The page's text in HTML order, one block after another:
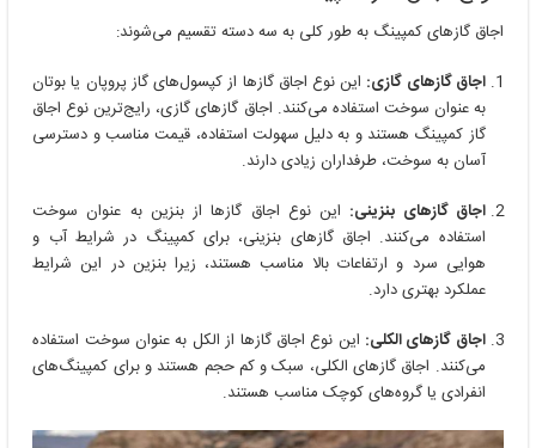
اجاق گازهای کمپینگ به طور کلی به سه دسته تقسیم می‌شوند:
اجاق گازهای گازی: این نوع اجاق گازها از کپسول‌های گاز پروپان یا بوتان
به عنوان سوخت استفاده می‌کنند. اجاق گازهای گازی، رایج‌ترین نوع اجاق
گاز کمپینگ هستند و به دلیل سهولت استفاده، قیمت مناسب و دسترسی
آسان به سوخت، طرفداران زیادی دارند.
اجاق گازهای بنزینی: این نوع اجاق گازها از بنزین به عنوان سوخت
استفاده می‌کنند. اجاق گازهای بنزینی، برای کمپینگ در شرایط آب و
هوایی سرد و ارتفاعات بالا مناسب هستند، زیرا بنزین در این شرایط
عملکرد بهتری دارد.
اجاق گازهای الکلی: این نوع اجاق گازها از الکل به عنوان سوخت استفاده
می‌کنند. اجاق گازهای الکلی، سبک و کم حجم هستند و برای کمپینگ‌های
انفرادی یا گروه‌های کوچک مناسب هستند.